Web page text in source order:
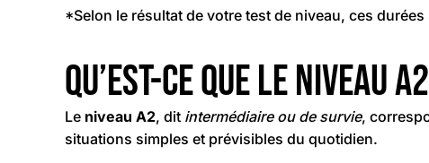
*Selon le résultat de votre test de niveau, ces
Qu’est-ce que le niveau
Le niveau A2, dit intermédiaire ou de survie,
situations simples et prévisibles du quotidien.